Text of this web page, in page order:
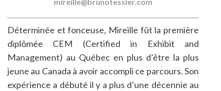
Déterminée et fonceuse, Mireille fût la première
diplômée CEM (Certified in Exhibit and
Management) au Québec en plus d’être la plus
jeune au Canada à avoir accompli ce parcours. Son
expérience a débuté il y a plus d’une décennie au